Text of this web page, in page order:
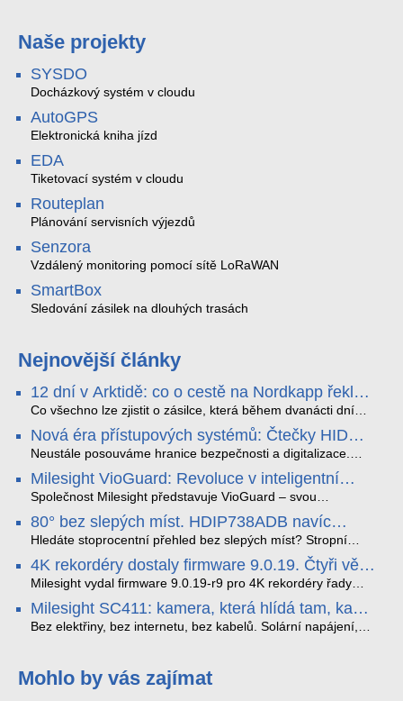
Naše projekty
SYSDO
Docházkový systém v cloudu
AutoGPS
Elektronická kniha jízd
EDA
Tiketovací systém v cloudu
Routeplan
Plánování servisních výjezdů
Senzora
Vzdálený monitoring pomocí sítě LoRaWAN
SmartBox
Sledování zásilek na dlouhých trasách
Nejnovější články
12 dní v Arktidě: co o cestě na Nordkapp řekla
data ze SMARTBOX 2 MAX
Co všechno lze zjistit o zásilce, která během dvanácti dní
projede Arktidou? SMARTBOX 2 MAX jsme vzali na trasu z
Tromsø přes Lofoty, Kirunu a finské Laponsko až na
Nordkapp. Bez jediného dobití, v mrazu až −13 °C a mimo
otřesy i náklon. Výsledkem není jen čára na mapě, ale
podrobný datový příběh celé cesty.
Nová éra přístupových systémů: Čtečky HID
Signo
Neustále posouváme hranice bezpečnosti a digitalizace.
v oblasti kontroly přístupu – moderní a vysoce univerzální
čtečky HID Signo.
Milesight VioGuard: Revoluce v inteligentní
detekci dopravních přestupků
Společnost Milesight představuje VioGuard – svou
dopravních přestupků. Tento systém, poháněný
sofistikovanými algoritmy umělé inteligence (AI), je navržen
tak, aby poskytoval komplexní nástroje pro vymáhání
dopravních předpisů, zvyšoval bezpečnost na silnicích a
optimalizoval plynulost dopravy v moderních městech.
80° bez slepých míst. HDIP738ADB navíc
streamuje na YouTube – bez PC.
Hledáte stoprocentní přehled bez slepých míst? Stropní
panoramatická kamera HDIP738ADB skládá obraz ze dvou
4MP senzorů SONY do jednoho čistého 180° záběru bez
zkreslení. K tomu přidává AI detekci osob a vozidel,
YouTube – bez běžícího počítače.
4K rekordéry dostaly firmware 9.0.19. Čtyři věci,
které musíte vědět.
Milesight vydal firmware 9.0.19-r9 pro 4K rekordéry řady
které vám zjednoduší práci – a jedna z nich vám ušetří
spoustu zbytečných výjezdů k zákazníkům.
Milesight SC411: kamera, která hlídá tam, kam
kabel nedosáhne
Bez elektřiny, bez internetu, bez kabelů. Solární napájení,
váš telefon. Podívejte se na video.
Mohlo by vás zajímat